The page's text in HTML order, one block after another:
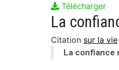
Télécharger
La
Citation sur la vie
La confiance